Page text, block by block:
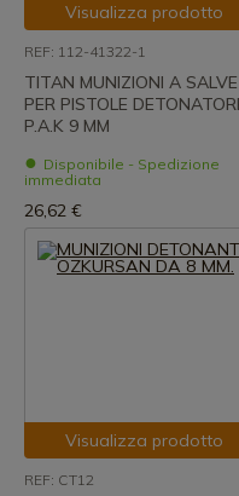
Visualizza prodotto
REF: 112-41322-1
TITAN MUNIZIONI A SALVE
PER PISTOLE
P.A.K 9 MM
Disponibile - Spedizione
immediata
26,62 €
Visualizza prodotto
REF: CT12